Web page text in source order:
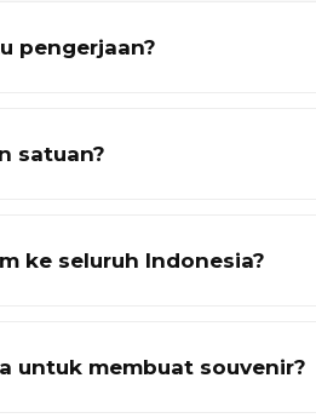
pengerjaan?
satuan?
ke seluruh Indonesia?
untuk membuat souvenir?